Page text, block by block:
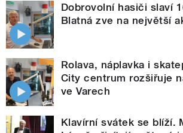
Dobrovolní hasiči slaví
Blatná zve na největší
Rolava, náplavka i
City centrum rozšiřuje
ve Varech
Klavírní svátek se blíží.